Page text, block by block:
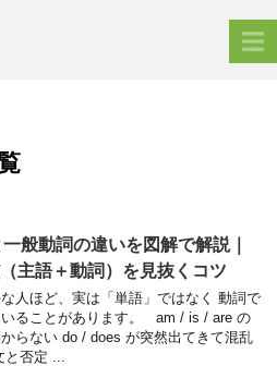
般動詞の違いを図解で解説｜
主語＋動詞）を見抜くコツ
人ほど、実は「単語」ではなく 動詞で
ることがあります。 am / is / are の
らない do / does が突然出てきて混乱
否定 ...